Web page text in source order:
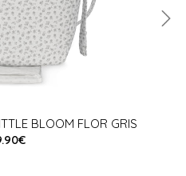
BLOOM FLOR GRIS